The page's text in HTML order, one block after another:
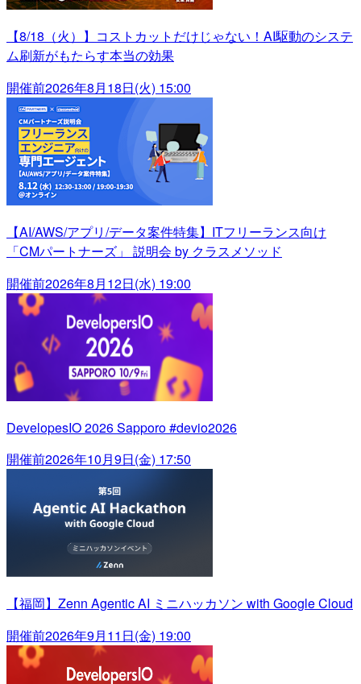
【8/18（火）】コストカットだけじゃない！AI駆動のシステ
ム刷新がもたらす本当の効果
開催前2026年8月18日(火) 15:00
【AI/AWS/アプリ/データ案件特集】ITフリーランス向け
「CMパートナーズ」 説明会 by クラスメソッド
開催前2026年8月12日(水) 19:00
DevelopesIO 2026 Sapporo #devio2026
開催前2026年10月9日(金) 17:50
【福岡】Zenn Agentic AI ミニハッカソン with Google Cloud
開催前2026年9月11日(金) 19:00